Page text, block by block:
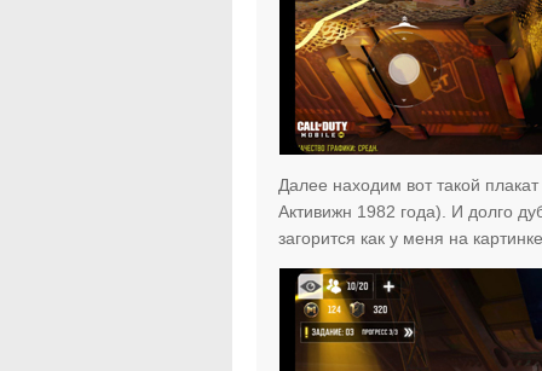
Далее находим вот такой
Активижн 1982 года). И долго
загорится как у меня на